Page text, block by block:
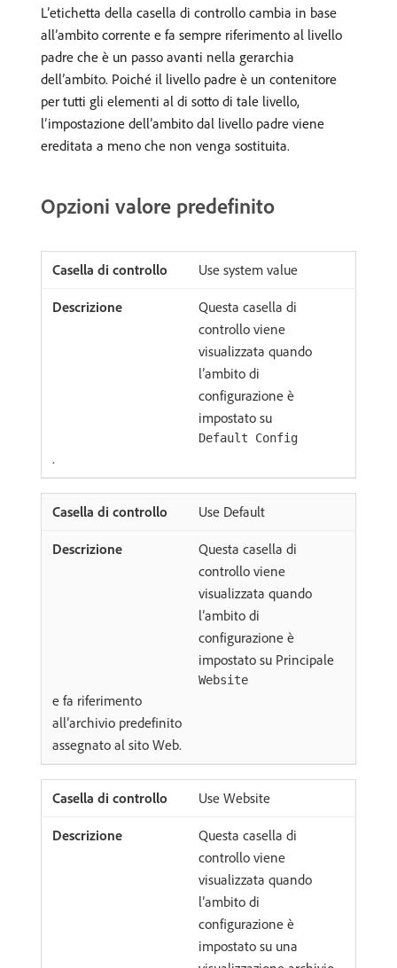
L’etichetta della casella di controllo cambia in base
all’ambito corrente e fa sempre riferimento al livello
padre che è un passo avanti nella gerarchia
dell’ambito. Poiché il livello padre è un contenitore
per tutti gli elementi al di sotto di tale livello,
l’impostazione dell’ambito dal livello padre viene
ereditata a meno che non venga sostituita.
Opzioni valore predefinito
Use system value
Questa casella di
controllo viene
visualizzata quando
l’ambito di
configurazione è
impostato su
Default Config
.
Use Default
Questa casella di
controllo viene
visualizzata quando
l’ambito di
configurazione è
impostato su Principale
Website
e fa riferimento
all’archivio predefinito
assegnato al sito Web.
Use Website
Questa casella di
controllo viene
visualizzata quando
l’ambito di
configurazione è
impostato su una